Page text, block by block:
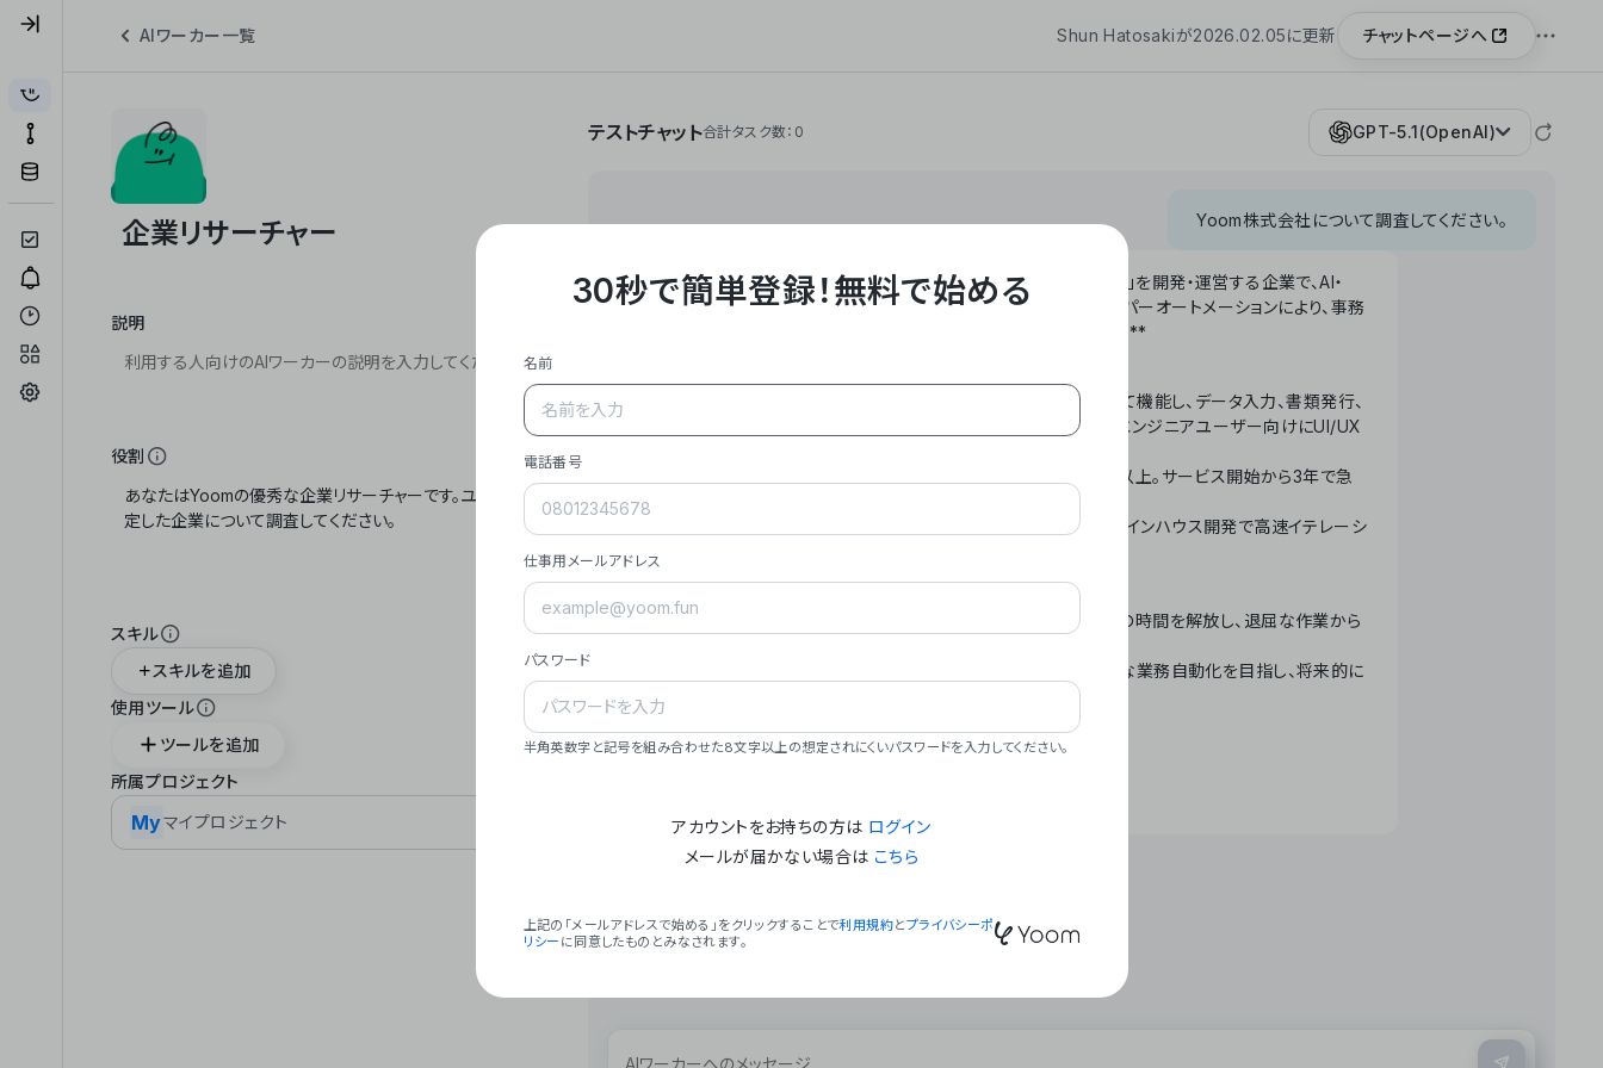
AIワーカー一覧 Shun Hatosakiが2026.02.05に更新 チャットページへ
説明
役割
スキル
スキルを追加
使用ツール
ツールを追加
所属プロジェクト
Myマイプロジェクト
テストチャット合計タスク数：0 GPT-5.1(OpenAI)
Yoom株式会社について調査してください。
**Yoom株式会社は、ビジネスオートメーションSaaS「Yoom」を開発・運営する企業で、AI・
API・RPA・OCRなどの技術をノーコードで組み合わせたハイパーオートメーションにより、事務
作業やデスクワークを自動化するサービスを提供しています。**
- **主力プロダクト「Yoom」**: SaaS連携データベースとして機能し、データ入力、書類発行、
メール対応、請求書処理、日報作成などの業務を自動化。非エンジニアユーザー向けにUI/UX
- **実績**: 国内利用社数20,000社超、直近成長率300%以上。サービス開始から3年で急
- **強み**: すべての自動化技術を1プラットフォームで完結。インハウス開発で高速イテレーシ
- **ミッション**: 「We Make Time」 – テクノロジーで人々の時間を解放し、退屈な作業から
- **ビジョン**: 「Global Business Automation」 – 世界的な業務自動化を目指し、将来的に
### 会社概要
30秒で簡単登録！無料で始める
名前
電話番号
仕事用メールアドレス
パスワード
半角英数字と記号を組み合わせた8文字以上の想定されにくいパスワードを入力してください。
アカウントをお持ちの方は ログイン
メールが届かない場合は こちら
上記の「メールアドレスで始める」をクリックすることで利用規約とプライバシーポ
リシー に同意したものとみなされます。